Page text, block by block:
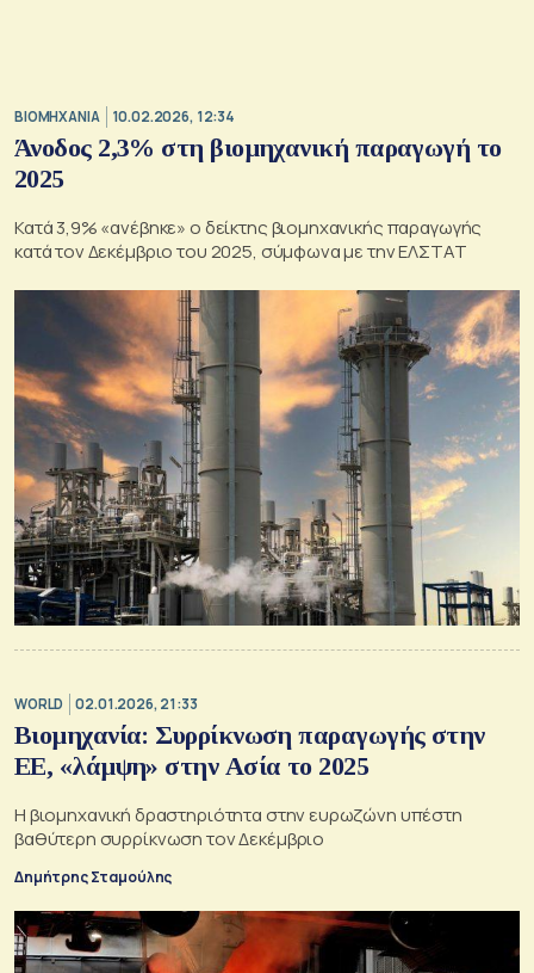
ΒΙΟΜΗΧΑΝΙΑ 10.02.2026, 12:34
Άνοδος 2,3% στη βιομηχανική παραγωγή το
2025
Κατά 3,9% «ανέβηκε» ο δείκτης βιομηχανικής παραγωγής
κατά τον Δεκέμβριο του 2025, σύμφωνα με την ΕΛΣΤΑΤ
WORLD 02.01.2026, 21:33
Βιομηχανία: Συρρίκνωση παραγωγής στην
ΕΕ, «λάμψη» στην Ασία το 2025
Η βιομηχανική δραστηριότητα στην ευρωζώνη υπέστη
βαθύτερη συρρίκνωση τον Δεκέμβριο
Δημήτρης Σταμούλης